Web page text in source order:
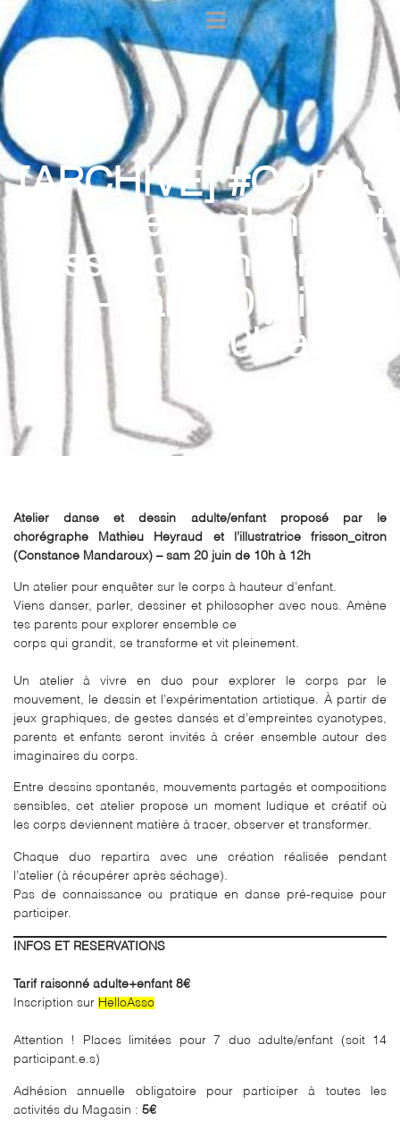
[ARCHIVE] #CORPS
atelier danse et
dessin parent/enfant
– sam 20 juin de
10h à 12h
Atelier danse et dessin adulte/enfant proposé par le
chorégraphe Mathieu Heyraud et l’illustratrice frisson_citron
(Constance Mandaroux) – sam 20 juin de 10h à 12h
Un atelier pour enquêter sur le corps à hauteur d’enfant.
Viens danser, parler, dessiner et philosopher avec nous. Amène
tes parents pour explorer ensemble ce
corps qui grandit, se transforme et vit pleinement.
Un atelier à vivre en duo pour explorer le corps par le
mouvement, le dessin et l’expérimentation artistique. À partir de
jeux graphiques, de gestes dansés et d’empreintes cyanotypes,
parents et enfants seront invités à créer ensemble autour des
imaginaires du corps.
Entre dessins spontanés, mouvements partagés et compositions
sensibles, cet atelier propose un moment ludique et créatif où
les corps deviennent matière à tracer, observer et transformer.
Chaque duo repartira avec une création réalisée pendant
l’atelier (à récupérer après séchage).
Pas de connaissance ou pratique en danse pré-requise pour
participer.
INFOS ET RESERVATIONS
Tarif raisonné adulte+enfant 8€
Inscription sur HelloAsso
Attention ! Places limitées pour 7 duo adulte/enfant (soit 14
participant.e.s)
Adhésion annuelle obligatoire pour participer à toutes les
activités du Magasin : 5€